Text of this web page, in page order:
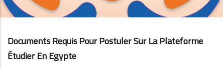
Documents Requis Pour Postuler Sur La Plateforme
Étudier En Egypte